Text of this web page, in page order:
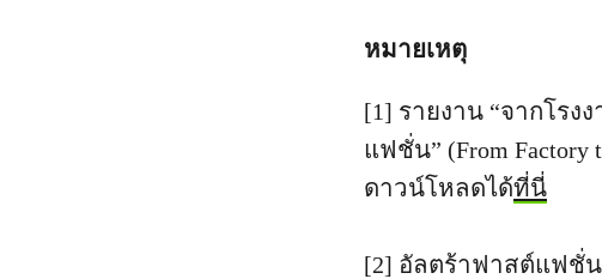
หมายเหตุ
[1] รายงาน “จากโรง
แฟชั่น” (From Factory
ดาวน์โหลดได้ที่นี่
[2] อัลตร้าฟาสต์แฟชั่